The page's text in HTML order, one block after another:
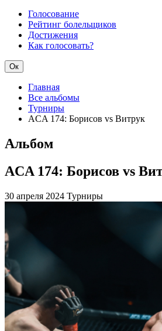
Голосование
Рейтинг болельщиков
Достижения
Как голосовать?
Ок
Главная
Все альбомы
Турниры
ACA 174: Борисов vs Витрук
Альбом
ACA 174: Борисов vs
30 апреля 2024 Турниры